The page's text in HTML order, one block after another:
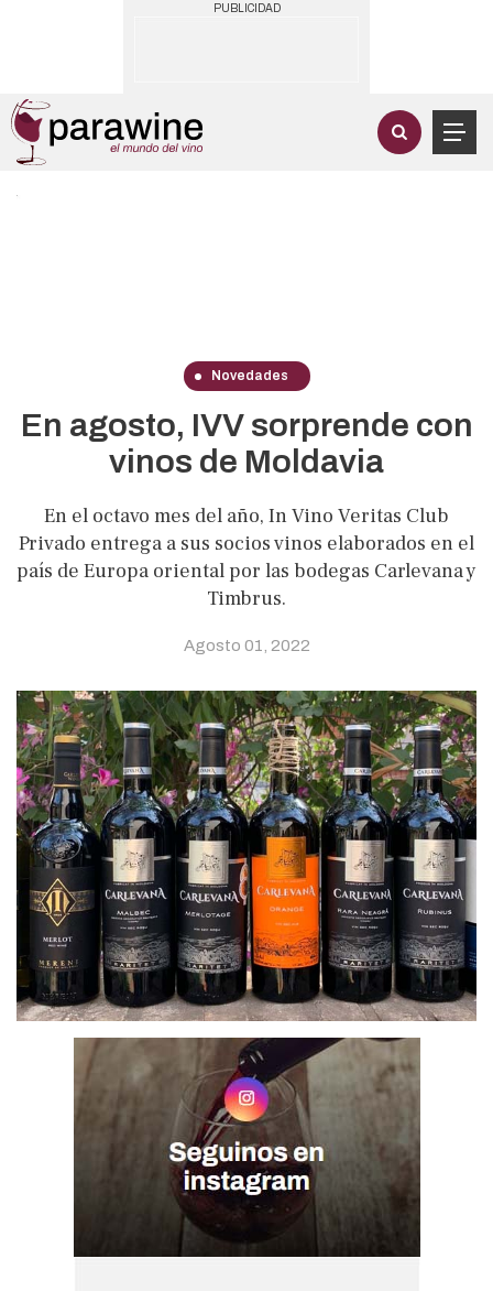
PUBLICIDAD
Novedades
En agosto, IVV sorprende con
vinos de Moldavia
En el octavo mes del año, In Vino Veritas Club
Privado entrega a sus socios vinos elaborados en el
país de Europa oriental por las bodegas Carlevana y
Timbrus.
Agosto 01, 2022